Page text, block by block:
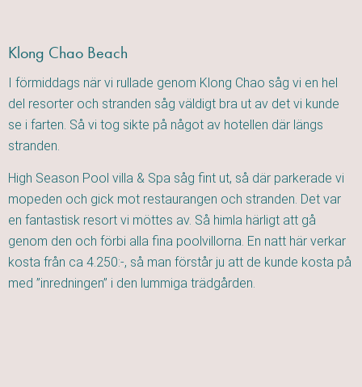
Klong Chao Beach
I förmiddags när vi rullade genom Klong Chao såg vi en hel
del resorter och stranden såg väldigt bra ut av det vi kunde
se i farten. Så vi tog sikte på något av hotellen där längs
stranden.
High Season Pool villa & Spa såg fint ut, så där parkerade vi
mopeden och gick mot restaurangen och stranden. Det var
en fantastisk resort vi möttes av. Så himla härligt att gå
genom den och förbi alla fina poolvillorna. En natt här verkar
kosta från ca 4.250:-, så man förstår ju att de kunde kosta på
med ”inredningen” i den lummiga trädgården.